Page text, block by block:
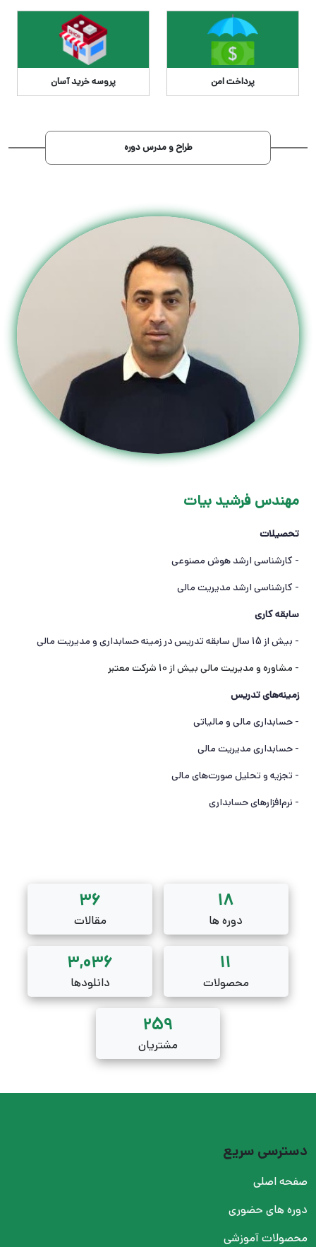
پرداخت امن پروسه خرید آسان
طراح و مدرس دوره
مهندس فرشید بیات
تحصیلات
- کارشناسی ارشد هوش مصنوعی
- کارشناسی ارشد مدیریت مالی
سابقه کاری
- بیش از 15 سال سابقه تدریس در زمینه حسابداری و مدیریت مالی
- مشاوره و مدیریت مالی بیش از 10 شرکت معتبر
زمینه‌های تدریس
- حسابداری مالی و مالیاتی
- حسابداری مدیریت مالی
- تجزیه و تحلیل صورت‌های مالی
- نرم‌افزارهای حسابداری
18
دوره ها
36
مقالات
11
محصولات
3,036
دانلودها
259
مشتریان
دسترسی سریع
صفحه اصلی
دوره های حضوری
محصولات آموزشی